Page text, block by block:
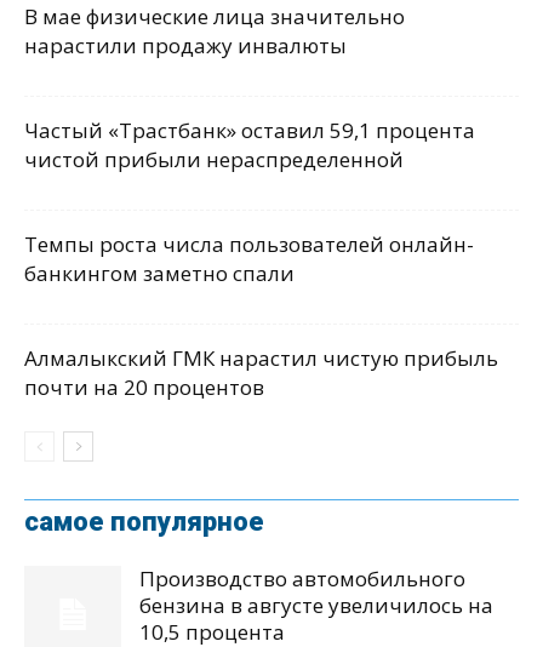
В мае физические лица значительно
нарастили продажу инвалюты
Частый «Трастбанк» оставил 59,1 процента
чистой прибыли нераспределенной
Темпы роста числа пользователей онлайн-
банкингом заметно спали
Алмалыкский ГМК нарастил чистую прибыль
почти на 20 процентов
самое популярное
Производство автомобильного
бензина в августе увеличилось на
10,5 процента